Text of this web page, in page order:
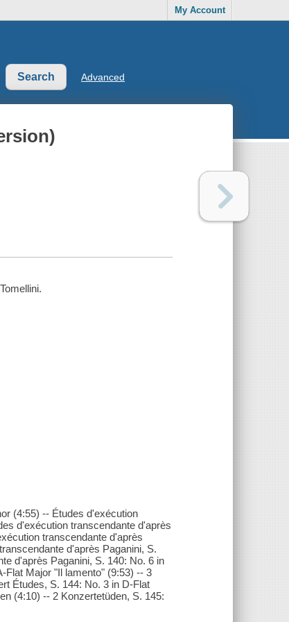
My Account
Advanced
(4:55) -- Études d'exécution
d'exécution transcendante d'après
transcendante d'après
d'après Paganini, S.
d'après Paganini, S. 140: No. 6 in
Flat Major "Il lamento" (9:53) -- 3
Études, S. 144: No. 3 in D-Flat
(4:10) -- 2 Konzertetüden, S. 145: